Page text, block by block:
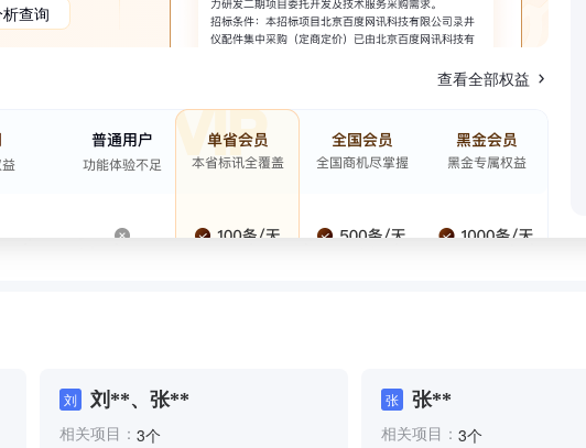
查询
查看全部权益
刘 刘**、张**
相关项目： 3个
张 张**
相关项目： 3个